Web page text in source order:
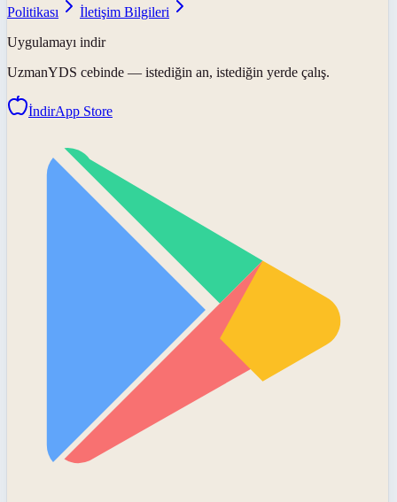
Politikası
İletişim Bilgileri
Uygulamayı indir
UzmanYDS cebinde — istediğin an, istediğin yerde çalış.
İndirApp Store